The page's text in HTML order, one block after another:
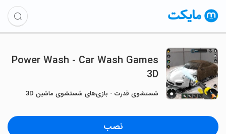
Power Wash - Car Wash Games
3D
شستشوی قدرت - بازی‌های شستشوی ماشین 3D
نصب